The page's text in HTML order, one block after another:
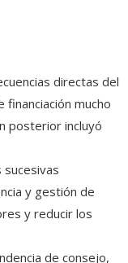
directas del
mucho
posterior incluyó
sucesivas
y gestión de
y reducir los
de consejo,